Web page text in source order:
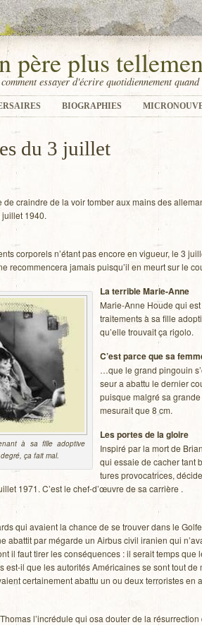
père plus
essayer d'écrire quotidiennement quand
BIOGRAPHIES
du 3 juillet
de craindre de la voir tom­ber aux mains des
1940.
cor­po­rels n’étant pas encore en vigueur, le 3
recom­men­cera jamais puisqu’il en meurt sur le
à sa fille adop­tive
ça fait mal.
La ter­rible Marie-Anne
Marie-Anne Houde qui
trai­te­ments à sa fille
qu’elle trou­vait ça rigolo.
C’est parce que sa
…que le grand pin­gouin
seur a abattu le der­nier
puisque mal­gré sa
mesu­rait que 8 cm.
Les portes de la gloire
Ins­piré par la mort de
qui essaie de cacher tant
tures pro­vo­ca­trices,
1971. C’est le chef-d’œuvre de sa carrière .
qui avaient la chance de se trou­ver dans le
abat­tit par mégarde un Air­bus civil ira­nien qui
il faut tirer les consé­quences : il serait temps
est-il que les auto­ri­tés Amé­ri­caines se sont tout
cer­tai­ne­ment abattu un ou deux ter­ro­ristes
l’incrédule qui osa dou­ter de la